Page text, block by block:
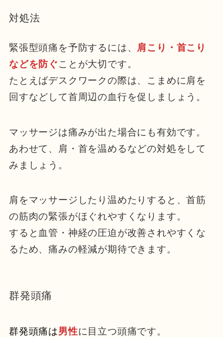
対処法
緊張型頭痛を予防するには、 肩こり・首こり
などを防ぐことが大切です。
たとえばデスクワークの際は、こまめに肩を
回すなどして首周辺の血行を促しましょう。
マッサージは痛みが出た場合にも有効です。
あわせて、肩・首を温めるなどの対処をして
みましょう。
肩をマッサージしたり温めたりすると、首筋
の筋肉の緊張がほぐれやすくなります。
すると血管・神経の圧迫が改善されやすくな
るため、痛みの軽減が期待できます。
群発頭痛
群発頭痛は男性に目立つ頭痛です。